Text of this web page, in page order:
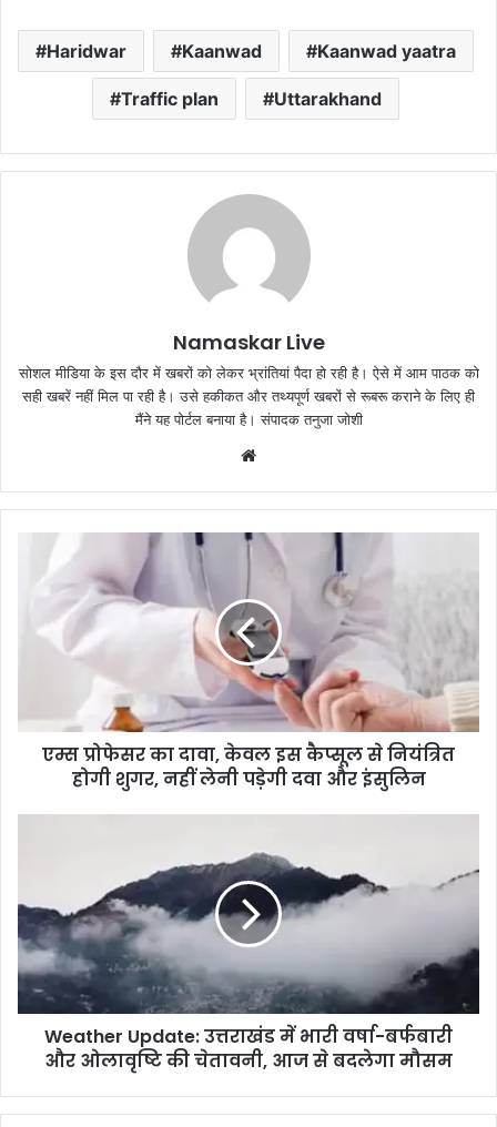
Haridwar Kaanwad Kaanwad yaatra
Traffic plan Uttarakhand
Namaskar Live
सोशल मीडिया के इस दौर में खबरों को लेकर भ्रांतियां पैदा हो रही है। ऐसे में आम पाठक को
सही खबरें नहीं मिल पा रही है। उसे हकीकत और तथ्यपूर्ण खबरों से रूबरू कराने के लिए ही
मैंने यह पोर्टल बनाया है। संपादक तनुजा जोशी
b
s
e
एम्स प्रोफेसर का दावा, केवल इस कैप्सूल से नियंत्रित
होगी शुगर, नहीं लेनी पड़ेगी दवा और इंसुलिन
Weather Update: उत्तराखंड में भारी वर्षा-बर्फबारी
और ओलावृष्टि की चेतावनी, आज से बदलेगा मौसम